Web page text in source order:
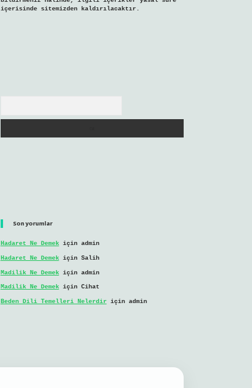
içerisinde sitemizden kaldırılacaktır.
Son yorumlar
Hadaret Ne Demekiçin admin
Hadaret Ne Demekiçin Salih
Madilik Ne Demekiçin admin
Madilik Ne Demekiçin Cihat
Beden Dili Temelleri Nelerdiriçin admin